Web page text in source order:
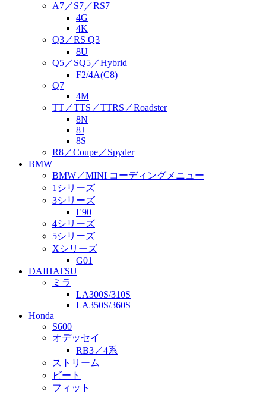
A7／S7／RS7
4G
4K
Q3／RS Q3
8U
Q5／SQ5／Hybrid
F2/4A(C8)
Q7
4M
TT／TTS／TTRS／Roadster
8N
8J
8S
R8／Coupe／Spyder
BMW
BMW／MINI コーディングメニュー
1シリーズ
3シリーズ
E90
4シリーズ
5シリーズ
Xシリーズ
G01
DAIHATSU
ミラ
LA300S/310S
LA350S/360S
Honda
S600
オデッセイ
RB3／4系
ストリーム
ビート
フィット